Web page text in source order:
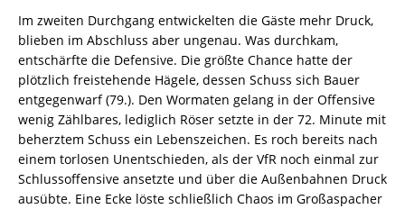
Im zweiten Durchgang entwickelten die Gäste mehr Druck,
blieben im Abschluss aber ungenau. Was durchkam,
entschärfte die Defensive. Die größte Chance hatte der
plötzlich freistehende Hägele, dessen Schuss sich Bauer
entgegenwarf (79.). Den Wormaten gelang in der Offensive
wenig Zählbares, lediglich Röser setzte in der 72. Minute mit
beherztem Schuss ein Lebenszeichen. Es roch bereits nach
einem torlosen Unentschieden, als der VfR noch einmal zur
Schlussoffensive ansetzte und über die Außenbahnen Druck
ausübte. Eine Ecke löste schließlich Chaos im Großaspacher